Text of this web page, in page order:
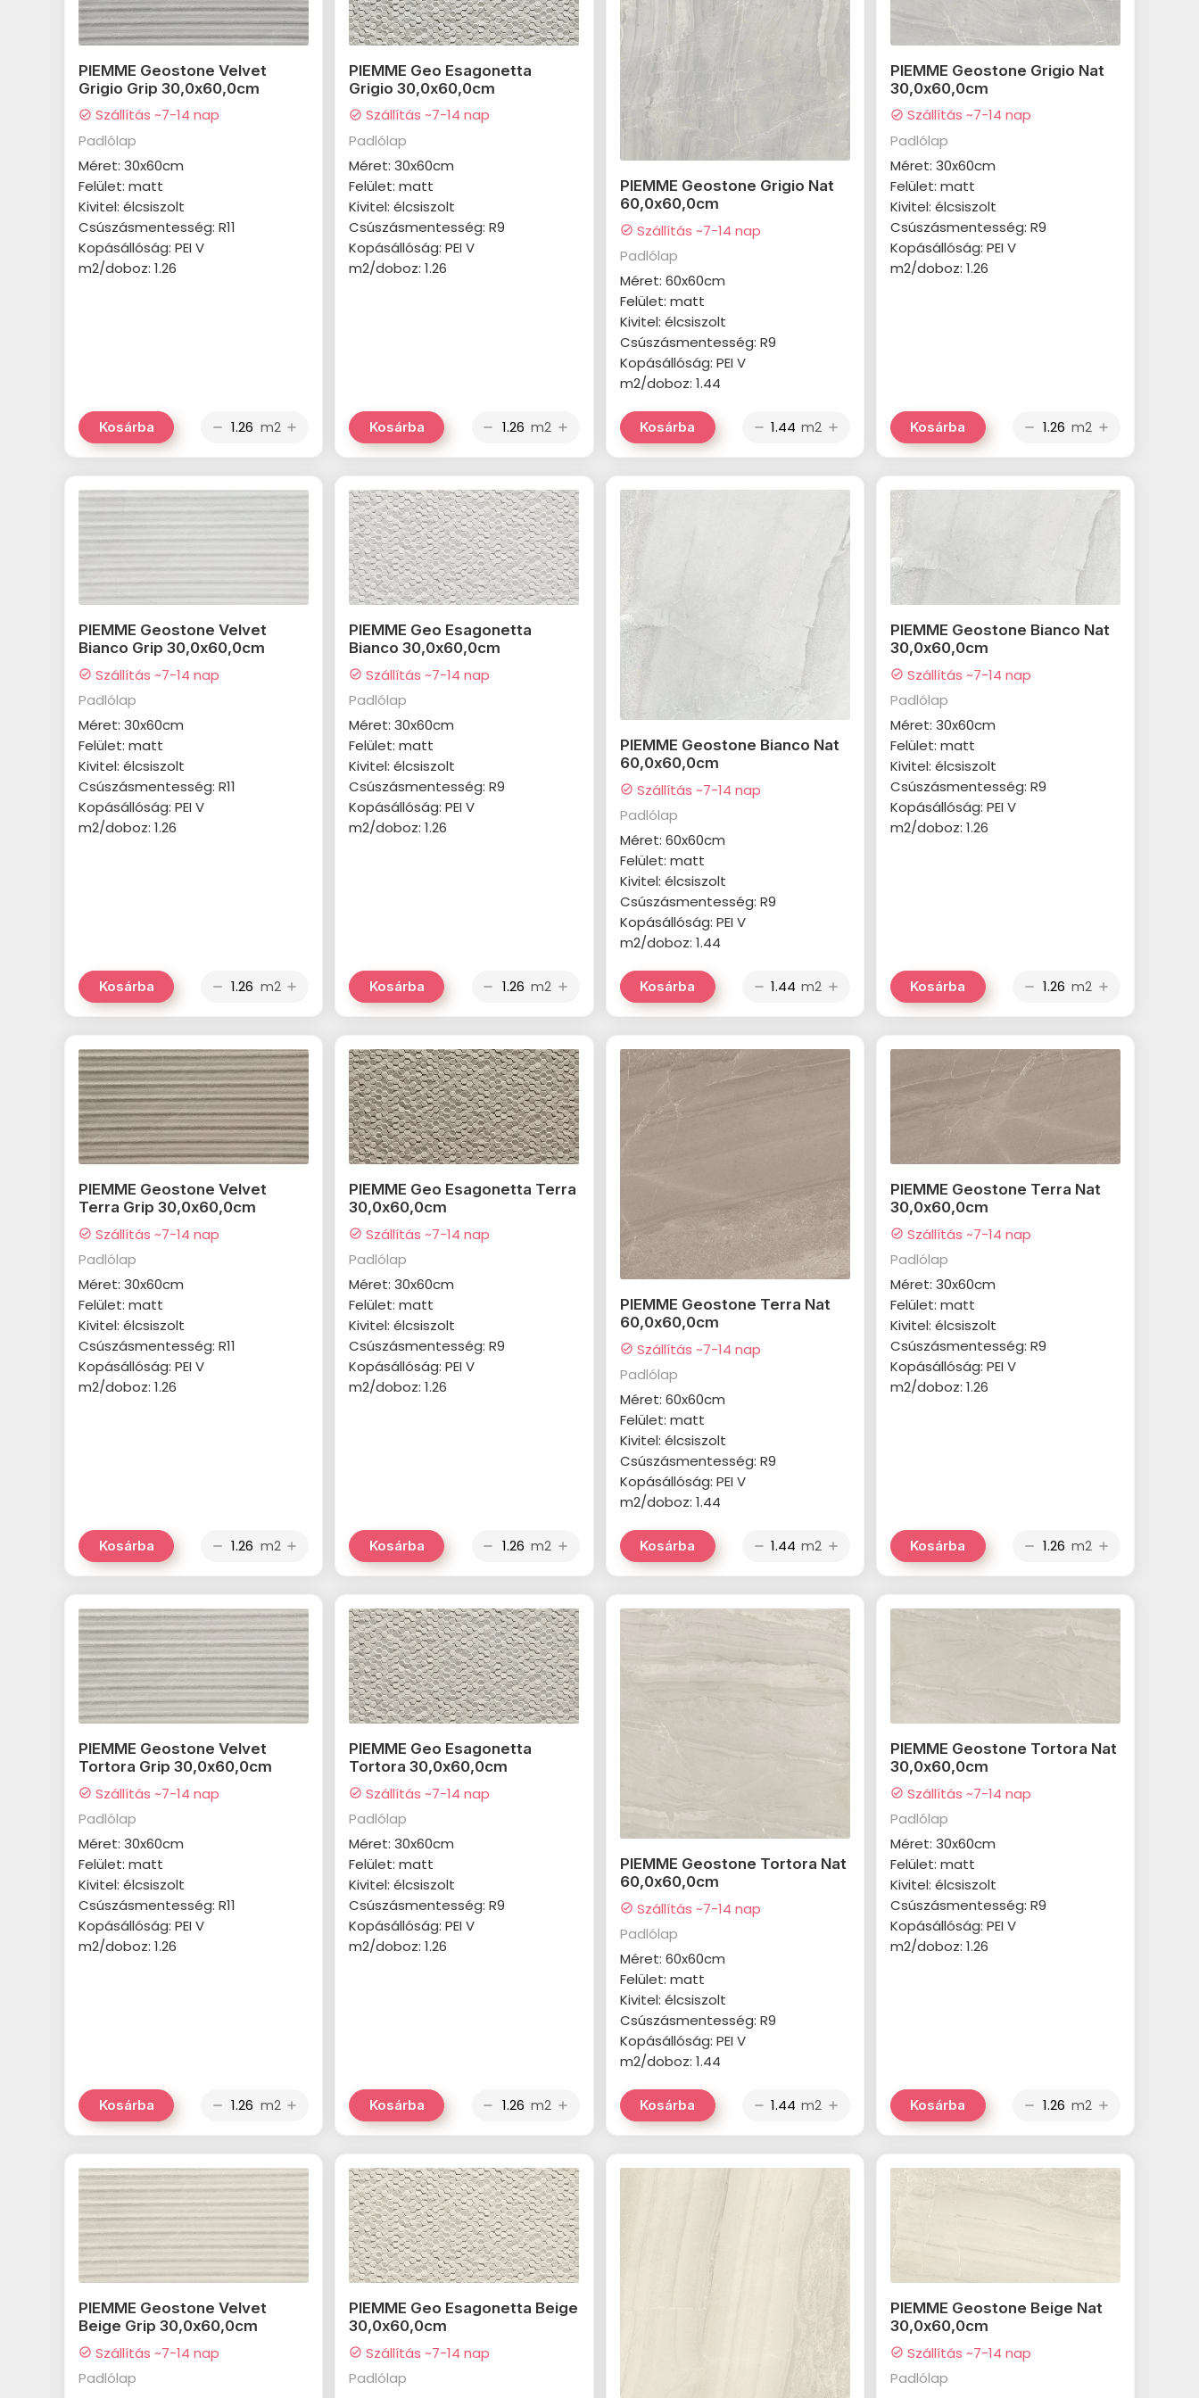
PIEMME Geostone Velvet
Grigio Grip 30,0x60,0cm
check_circle Szállítás ~7-14 nap
Padlólap
Méret: 30x60cm
Felület: matt
Kivitel: élcsiszolt
Csúszásmentesség: R11
Kopásállóság: PEI V
m2/doboz: 1.26
Kosárba remove m2 add
PIEMME Geo Esagonetta
Grigio 30,0x60,0cm
check_circle Szállítás ~7-14 nap
Padlólap
Méret: 30x60cm
Felület: matt
Kivitel: élcsiszolt
Csúszásmentesség: R9
Kopásállóság: PEI V
m2/doboz: 1.26
Kosárba remove m2 add
PIEMME Geostone Grigio Nat
60,0x60,0cm
check_circle Szállítás ~7-14 nap
Padlólap
Méret: 60x60cm
Felület: matt
Kivitel: élcsiszolt
Csúszásmentesség: R9
Kopásállóság: PEI V
m2/doboz: 1.44
Kosárba remove m2 add
PIEMME Geostone Grigio Nat
30,0x60,0cm
check_circle Szállítás ~7-14 nap
Padlólap
Méret: 30x60cm
Felület: matt
Kivitel: élcsiszolt
Csúszásmentesség: R9
Kopásállóság: PEI V
m2/doboz: 1.26
Kosárba remove m2 add
PIEMME Geostone Velvet
Bianco Grip 30,0x60,0cm
check_circle Szállítás ~7-14 nap
Padlólap
Méret: 30x60cm
Felület: matt
Kivitel: élcsiszolt
Csúszásmentesség: R11
Kopásállóság: PEI V
m2/doboz: 1.26
Kosárba remove m2 add
PIEMME Geo Esagonetta
Bianco 30,0x60,0cm
check_circle Szállítás ~7-14 nap
Padlólap
Méret: 30x60cm
Felület: matt
Kivitel: élcsiszolt
Csúszásmentesség: R9
Kopásállóság: PEI V
m2/doboz: 1.26
Kosárba remove m2 add
PIEMME Geostone Bianco Nat
60,0x60,0cm
check_circle Szállítás ~7-14 nap
Padlólap
Méret: 60x60cm
Felület: matt
Kivitel: élcsiszolt
Csúszásmentesség: R9
Kopásállóság: PEI V
m2/doboz: 1.44
Kosárba remove m2 add
PIEMME Geostone Bianco Nat
30,0x60,0cm
check_circle Szállítás ~7-14 nap
Padlólap
Méret: 30x60cm
Felület: matt
Kivitel: élcsiszolt
Csúszásmentesség: R9
Kopásállóság: PEI V
m2/doboz: 1.26
Kosárba remove m2 add
PIEMME Geostone Velvet
Terra Grip 30,0x60,0cm
check_circle Szállítás ~7-14 nap
Padlólap
Méret: 30x60cm
Felület: matt
Kivitel: élcsiszolt
Csúszásmentesség: R11
Kopásállóság: PEI V
m2/doboz: 1.26
Kosárba remove m2 add
PIEMME Geo Esagonetta Terra
30,0x60,0cm
check_circle Szállítás ~7-14 nap
Padlólap
Méret: 30x60cm
Felület: matt
Kivitel: élcsiszolt
Csúszásmentesség: R9
Kopásállóság: PEI V
m2/doboz: 1.26
Kosárba remove m2 add
PIEMME Geostone Terra Nat
60,0x60,0cm
check_circle Szállítás ~7-14 nap
Padlólap
Méret: 60x60cm
Felület: matt
Kivitel: élcsiszolt
Csúszásmentesség: R9
Kopásállóság: PEI V
m2/doboz: 1.44
Kosárba remove m2 add
PIEMME Geostone Terra Nat
30,0x60,0cm
check_circle Szállítás ~7-14 nap
Padlólap
Méret: 30x60cm
Felület: matt
Kivitel: élcsiszolt
Csúszásmentesség: R9
Kopásállóság: PEI V
m2/doboz: 1.26
Kosárba remove m2 add
PIEMME Geostone Velvet
Tortora Grip 30,0x60,0cm
check_circle Szállítás ~7-14 nap
Padlólap
Méret: 30x60cm
Felület: matt
Kivitel: élcsiszolt
Csúszásmentesség: R11
Kopásállóság: PEI V
m2/doboz: 1.26
Kosárba remove m2 add
PIEMME Geo Esagonetta
Tortora 30,0x60,0cm
check_circle Szállítás ~7-14 nap
Padlólap
Méret: 30x60cm
Felület: matt
Kivitel: élcsiszolt
Csúszásmentesség: R9
Kopásállóság: PEI V
m2/doboz: 1.26
Kosárba remove m2 add
PIEMME Geostone Tortora Nat
60,0x60,0cm
check_circle Szállítás ~7-14 nap
Padlólap
Méret: 60x60cm
Felület: matt
Kivitel: élcsiszolt
Csúszásmentesség: R9
Kopásállóság: PEI V
m2/doboz: 1.44
Kosárba remove m2 add
PIEMME Geostone Tortora Nat
30,0x60,0cm
check_circle Szállítás ~7-14 nap
Padlólap
Méret: 30x60cm
Felület: matt
Kivitel: élcsiszolt
Csúszásmentesség: R9
Kopásállóság: PEI V
m2/doboz: 1.26
Kosárba remove m2 add
PIEMME Geostone Velvet
Beige Grip 30,0x60,0cm
check_circle Szállítás ~7-14 nap
Padlólap
PIEMME Geo Esagonetta Beige
30,0x60,0cm
check_circle Szállítás ~7-14 nap
Padlólap
PIEMME Geostone Beige Nat
30,0x60,0cm
check_circle Szállítás ~7-14 nap
Padlólap